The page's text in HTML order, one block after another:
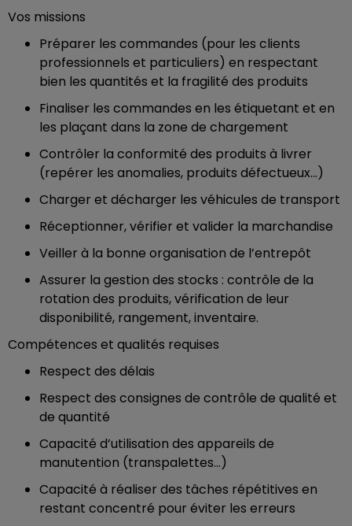
Vos missions
Préparer les commandes (pour les clients
professionnels et particuliers) en respectant
bien les quantités et la fragilité des produits
Finaliser les commandes en les étiquetant et en
les plaçant dans la zone de chargement
Contrôler la conformité des produits à livrer
(repérer les anomalies, produits défectueux...)
Charger et décharger les véhicules de transport
Réceptionner, vérifier et valider la marchandise
Veiller à la bonne organisation de l’entrepôt
Assurer la gestion des stocks : contrôle de la
rotation des produits, vérification de leur
disponibilité, rangement, inventaire.
Compétences et qualités requises
Respect des délais
Respect des consignes de contrôle de qualité et
de quantité
Capacité d’utilisation des appareils de
manutention (transpalettes…)
Capacité à réaliser des tâches répétitives en
restant concentré pour éviter les erreurs